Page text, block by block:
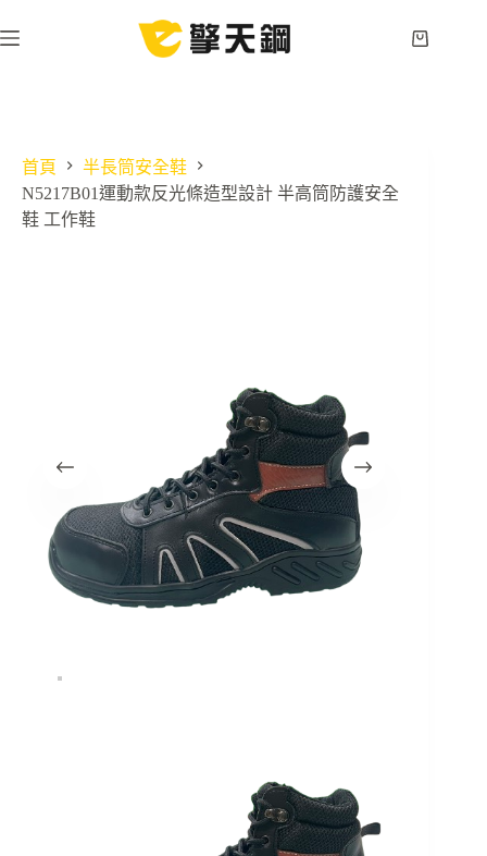
至
購
首頁
半長筒安全鞋
N5217B01運動款反光條造型設計 半高筒防護安全
鞋 工作鞋